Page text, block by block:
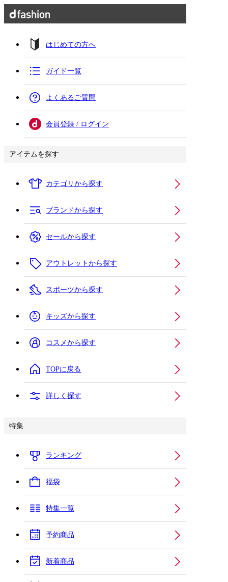
はじめての方へ
ガイド一覧
よくあるご質問
会員登録 / ログイン
アイテムを探す
カテゴリから探す
ブランドから探す
セールから探す
アウトレットから探す
スポーツから探す
キッズから探す
コスメから探す
TOPに戻る
詳しく探す
特集
ランキング
福袋
特集一覧
予約商品
新着商品